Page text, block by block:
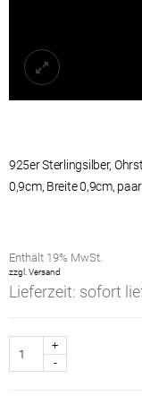
925er Sterlingsilber,
0,9cm, Breite 0,9cm,
Enthält 19% MwSt.
zzgl.Versand
Lieferzeit: sofort